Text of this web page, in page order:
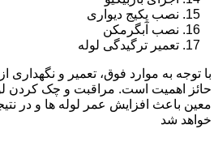
نصب پکیج دیواری
نصب آبگرمکن
تعمیر ترگیدگی لوله
با توجه به موارد فوق، تعمیر و
حائز اهمیت است. مراقبت و چک کردن
معین باعث افزایش عمر لوله ها و در
خواهد شد